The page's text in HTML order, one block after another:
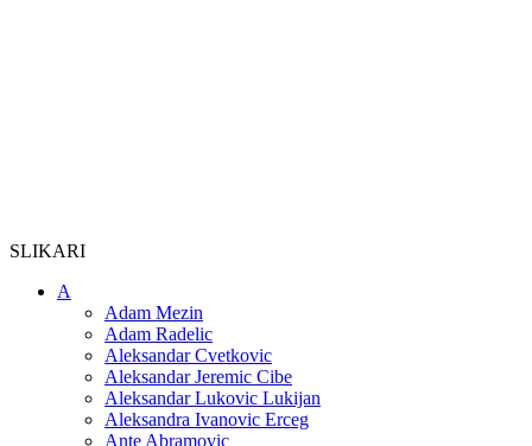
SLIKARI
A
Adam Mezin
Adam Radelic
Aleksandar Cvetkovic
Aleksandar Jeremic Cibe
Aleksandar Lukovic Lukijan
Aleksandra Ivanovic Erceg
Ante Abramovic